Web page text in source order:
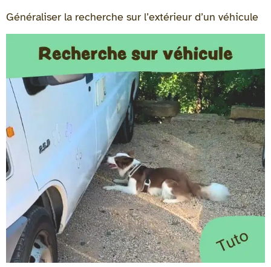
Généraliser la recherche sur l’extérieur d’un véhicule